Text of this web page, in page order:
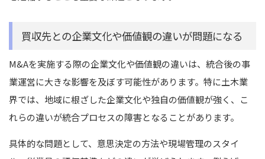
買収先との企業文化や価値観の違いが問題になる
M&Aを実施する際の企業文化や価値観の違いは、統合後の事
業運営に大きな影響を及ぼす可能性があります。特に土木業
界では、地域に根ざした企業文化や独自の価値観が強く、こ
れらの違いが統合プロセスの障害となることがあります。
具体的な問題として、意思決定の方法や現場管理のスタイ